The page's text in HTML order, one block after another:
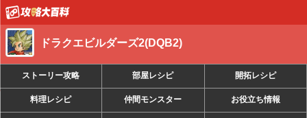
ドラクエビルダーズ2(DQB2)
ストーリー攻略 部屋レシピ 開拓レシピ
料理レシピ 仲間モンスター お役立ち情報